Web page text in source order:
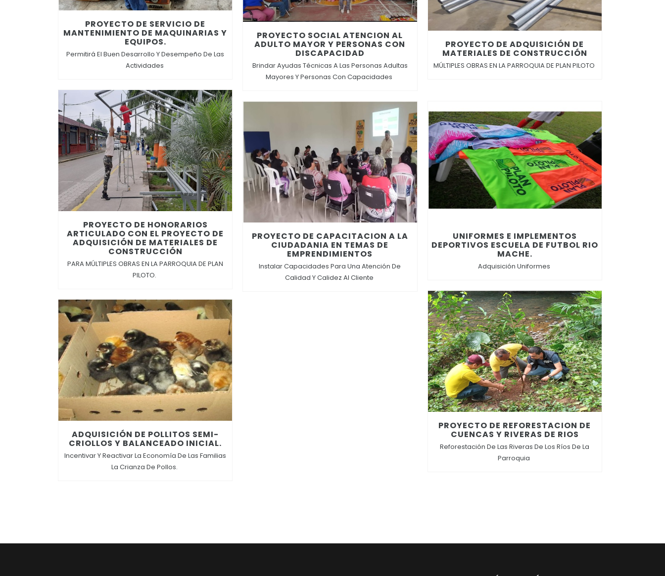
PROYECTO DE SERVICIO DE
MANTENIMIENTO DE MAQUINARIAS Y
EQUIPOS.
Permitirá El Buen Desarrollo Y Desempeño De Las
Actividades
PROYECTO SOCIAL ATENCION AL
ADULTO MAYOR Y PERSONAS CON
DISCAPACIDAD
Brindar Ayudas Técnicas A Las Personas Adultas
Mayores Y Personas Con Capacidades
PROYECTO DE ADQUISICIÓN DE
MATERIALES DE CONSTRUCCIÓN
MÚLTIPLES OBRAS EN LA PARROQUIA DE PLAN PILOTO
PROYECTO DE HONORARIOS
ARTICULADO CON EL PROYECTO DE
ADQUISICIÓN DE MATERIALES DE
CONSTRUCCIÓN
PARA MÚLTIPLES OBRAS EN LA PARROQUIA DE PLAN
PILOTO.
PROYECTO DE CAPACITACION A LA
CIUDADANIA EN TEMAS DE
EMPRENDIMIENTOS
Instalar Capacidades Para Una Atención De
Calidad Y Calidez Al Cliente
UNIFORMES E IMPLEMENTOS
DEPORTIVOS ESCUELA DE FUTBOL RIO
MACHE.
Adquisición Uniformes
PROYECTO DE REFORESTACION DE
CUENCAS Y RIVERAS DE RIOS
Reforestación De Las Riveras De Los Ríos De La
Parroquia
ADQUISICIÓN DE POLLITOS SEMI-
CRIOLLOS Y BALANCEADO INICIAL.
Incentivar Y Reactivar La Economía De Las Familias
La Crianza De Pollos.